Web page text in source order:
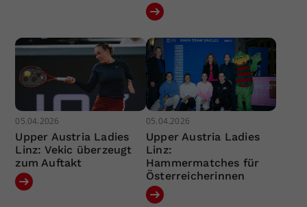
05.04.2026
Upper Austria Ladies
Linz: Vekic überzeugt
zum Auftakt
05.04.2026
Upper Austria Ladies
Linz:
Hammermatches für
Österreicherinnen